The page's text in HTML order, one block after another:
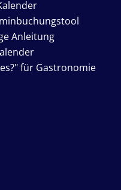
Anleitung
für Gastronomie